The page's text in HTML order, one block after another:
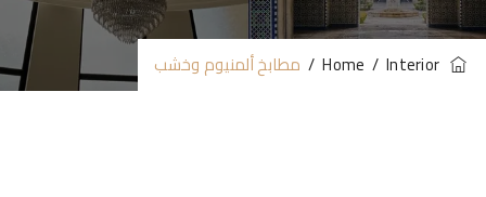
/ Interior
/ مطابخ ألمنيوم وخشب